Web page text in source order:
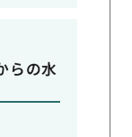
らの水